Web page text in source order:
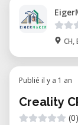
CH,
Publié il y a 1 an
Creality
(0)